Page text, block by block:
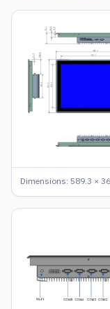
Dimensions: 589.3 ×